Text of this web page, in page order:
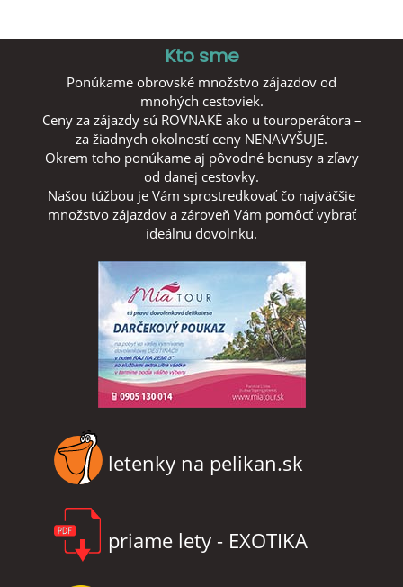
Kto sme
Ponúkame obrovské množstvo zájazdov od
mnohých cestoviek.
Ceny za zájazdy sú ROVNAKÉ ako u touroperátora –
za žiadnych okolností ceny NENAVYŠUJE.
Okrem toho ponúkame aj pôvodné bonusy a zľavy
od danej cestovky.
Našou túžbou je Vám sprostredkovať čo najväčšie
množstvo zájazdov a zároveň Vám pomôcť vybrať
ideálnu dovolnku.
letenky na pelikan.sk
priame lety - EXOTIKA